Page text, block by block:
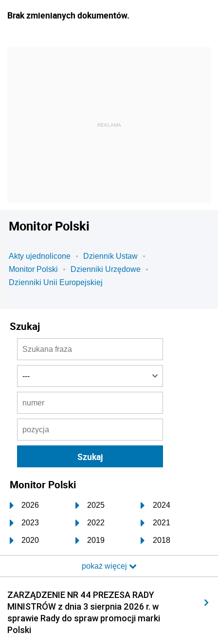
Brak zmienianych dokumentów.
Monitor Polski
Akty ujednolicone
Dziennik Ustaw
Monitor Polski
Dzienniki Urzędowe
Dzienniki Unii Europejskiej
Szukaj
Monitor Polski
2026 2025 2024
2023 2022 2021
2020 2019 2018
2017 2016 2015
2014 2013 2012
2011 2010 2009
2008 2007 2006
2005
pokaż więcej
ZARZĄDZENIE NR 44 PREZESA RADY
MINISTRÓW z dnia 3 sierpnia 2026 r. w
sprawie Rady do spraw promocji marki
Polski